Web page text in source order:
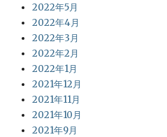
2022年5月
2022年4月
2022年3月
2022年2月
2022年1月
2021年12月
2021年11月
2021年10月
2021年9月